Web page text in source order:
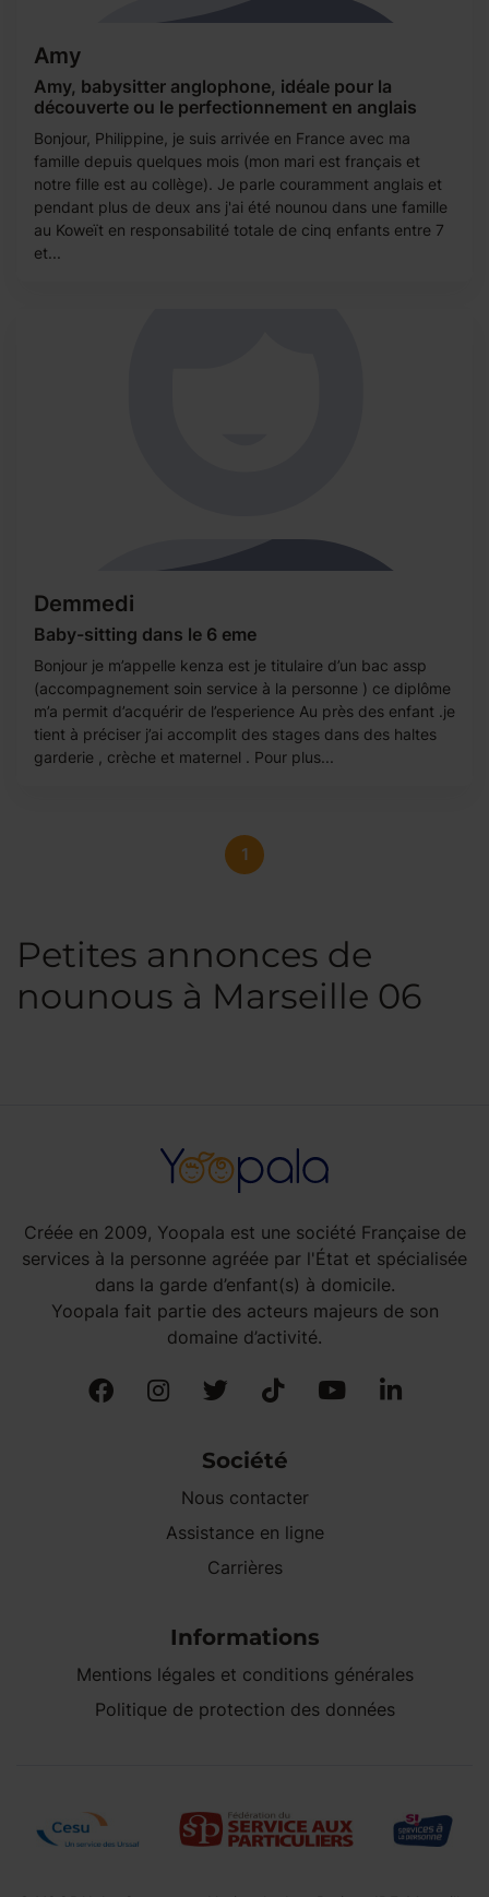
Amy
Amy, babysitter anglophone, idéale pour la
découverte ou le perfectionnement en anglais
Bonjour, Philippine, je suis arrivée en France avec ma
famille depuis quelques mois (mon mari est français et
notre fille est au collège). Je parle couramment anglais et
pendant plus de deux ans j'ai été nounou dans une famille
au Koweït en responsabilité totale de cinq enfants entre 7
et...
Demmedi
Baby-sitting dans le 6 eme
Bonjour je m’appelle kenza est je titulaire d’un bac assp
(accompagnement soin service à la personne ) ce diplôme
m’a permit d’acquérir de l’esperience Au près des enfant .je
tient à préciser j’ai accomplit des stages dans des haltes
garderie , crèche et maternel . Pour plus...
1
Petites annonces de
nounous à Marseille 06
Créée en 2009, Yoopala est une société Française de
services à la personne agréée par l'État et spécialisée
dans la garde d’enfant(s) à domicile.
Yoopala fait partie des acteurs majeurs de son
domaine d’activité.
Société
Nous contacter
Assistance en ligne
Carrières
Informations
Mentions légales et conditions générales
Politique de protection des données